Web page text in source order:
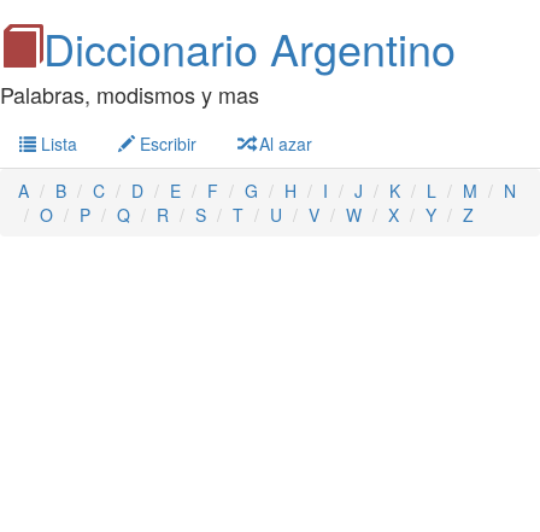
Diccionario Argentino
Palabras, modismos y mas
Lista Escribir
Al azar
A
B C D E F G H I J K L M
N
O
P Q R S T U V W X Y Z